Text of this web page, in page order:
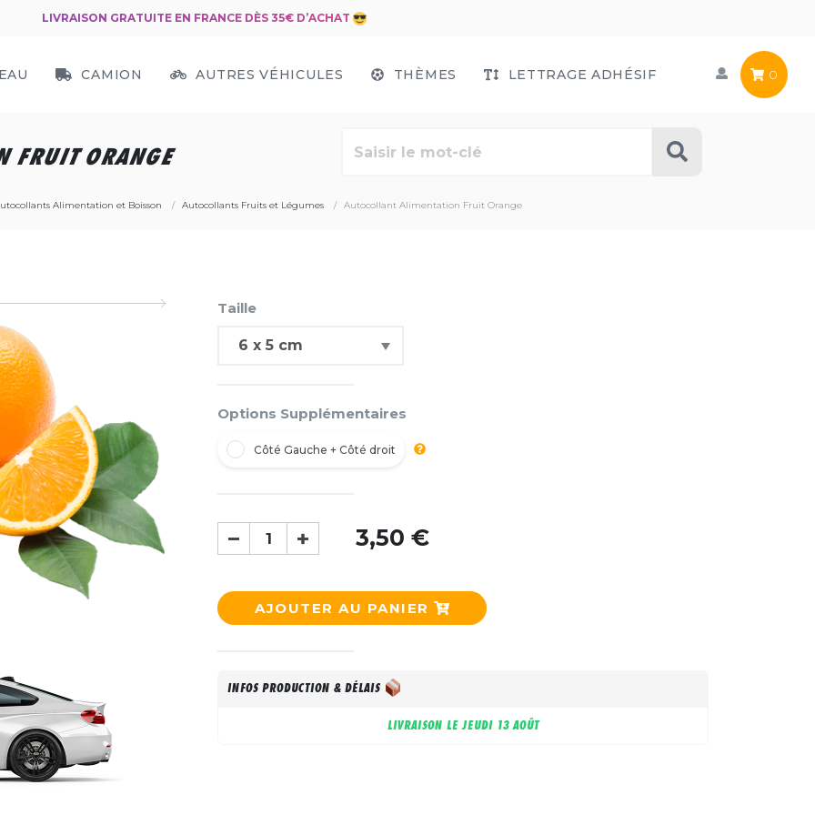
LIVRAISON GRATUITE EN FRANCE DÈS 35€ D’ACHAT
CAMION AUTRES VÉHICULES THÈMES LETTRAGE ADHÉSIF 0
FRUIT ORANGE
Alimentation et Boisson Autocollants Fruits et Légumes Autocollant Alimentation Fruit Orange
Taille
Options Supplémentaires
Côté Gauche + Côté droit
3,50 €
AJOUTER AU PANIER
INFOS PRODUCTION & DÉLAIS
LIVRAISON LEJEUDI 13 AOÛT